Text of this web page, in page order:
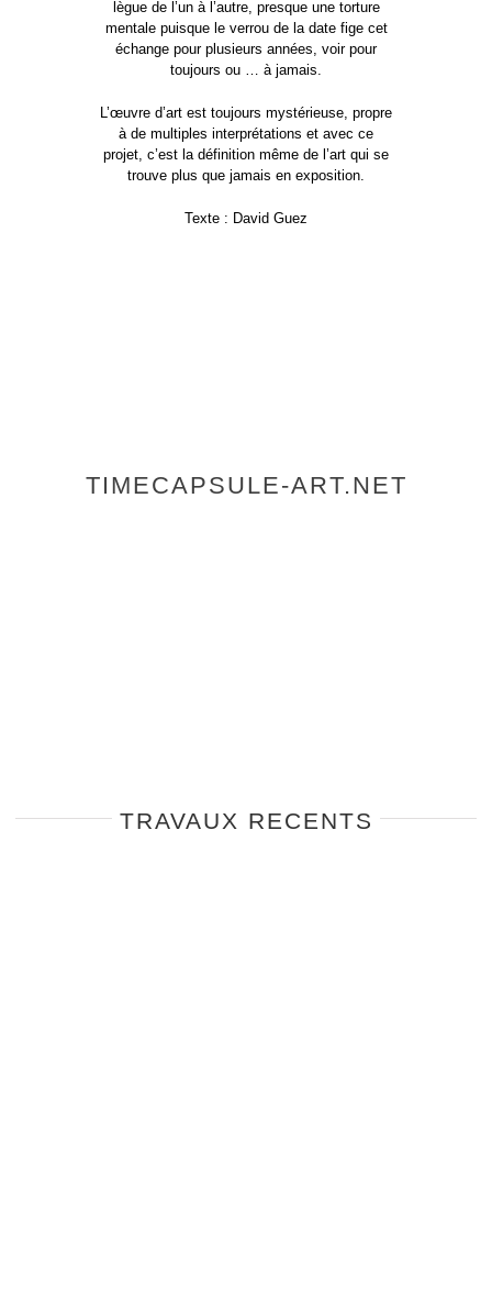
lègue de l’un à l’autre, presque une torture
mentale puisque le verrou de la date fige cet
échange pour plusieurs années, voir pour
toujours ou … à jamais.
L’œuvre d’art est toujours mystérieuse, propre
à de multiples interprétations et avec ce
projet, c’est la définition même de l’art qui se
trouve plus que jamais en exposition.
Texte : David Guez
TIMECAPSULE-ART.NET
TRAVAUX RECENTS